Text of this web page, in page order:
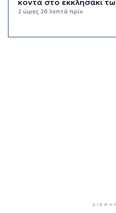
κοντά στο εκκλησάκι
2 ώρες 26 λεπτά πρίν